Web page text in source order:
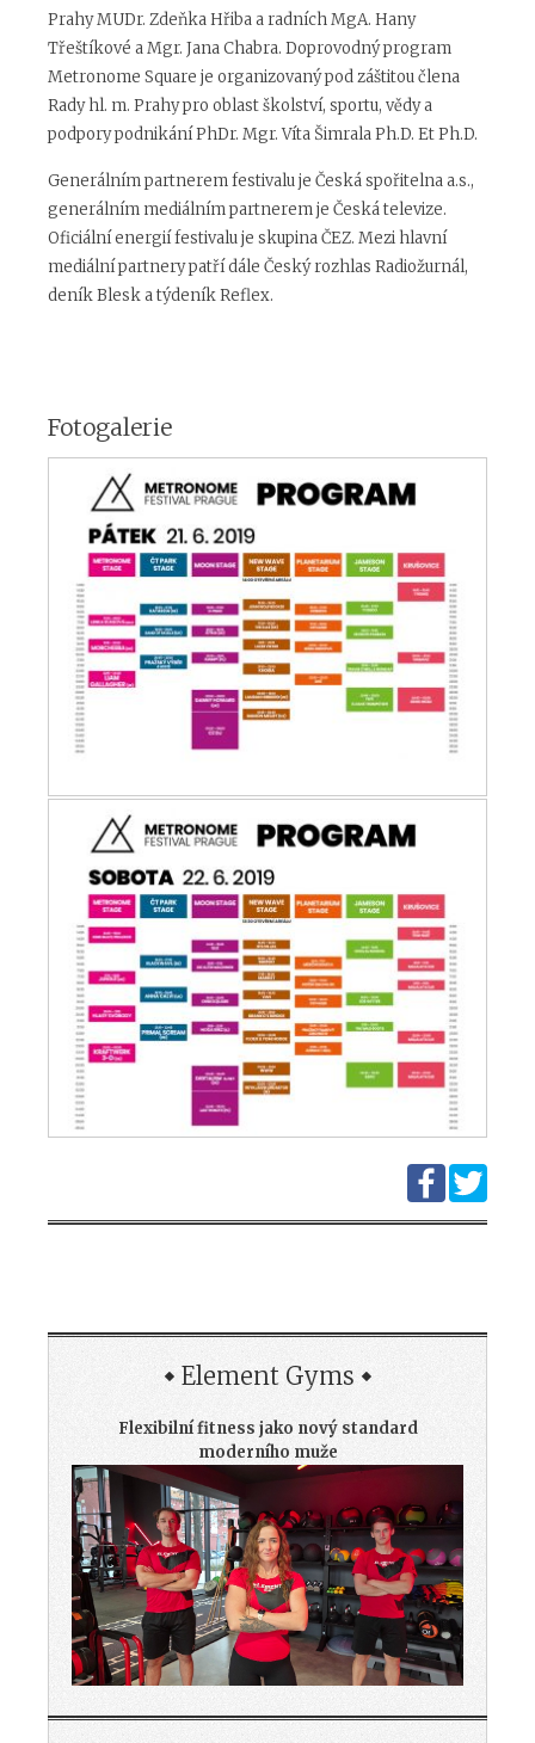
Prahy MUDr. Zdeňka Hřiba a radních MgA. Hany
Třeštíkové a Mgr. Jana Chabra. Doprovodný program
Metronome Square je organizovaný pod záštitou člena
Rady hl. m. Prahy pro oblast školství, sportu, vědy a
podpory podnikání PhDr. Mgr. Víta Šimrala Ph.D. Et Ph.D.
Generálním partnerem festivalu je Česká spořitelna a.s.,
generálním mediálním partnerem je Česká televize.
Oficiální energií festivalu je skupina ČEZ. Mezi hlavní
mediální partnery patří dále Český rozhlas Radiožurnál,
deník Blesk a týdeník Reflex.
Fotogalerie
Element Gyms
Flexibilní fitness jako nový standard
moderního muže